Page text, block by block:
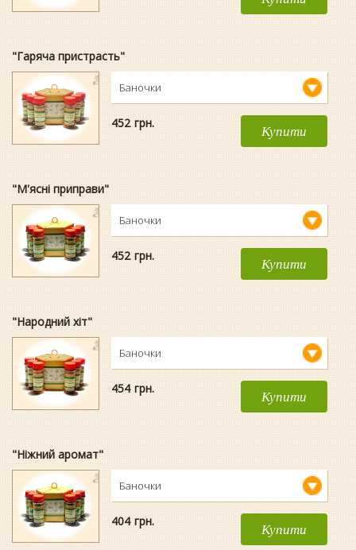
"Гаряча пристрасть"
Баночки
452 гpн. Купити
"М'ясні приправи"
Баночки
452 гpн. Купити
"Народний хіт"
Баночки
454 гpн. Купити
"Ніжний аромат"
Баночки
404 гpн. Купити